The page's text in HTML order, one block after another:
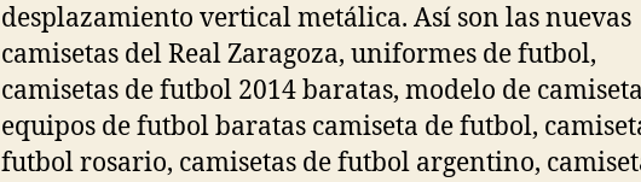
desplazamiento vertical metálica. Así son las nuevas
camisetas del Real Zaragoza, uniformes de futbol,
camisetas de futbol 2014 baratas, modelo de
equipos de futbol baratas camiseta de futbol,
futbol rosario, camisetas de futbol argentino,